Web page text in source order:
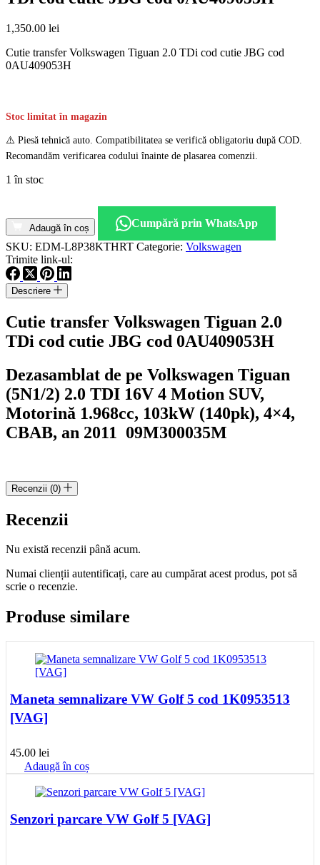
1,350.00 lei
Cutie transfer Volkswagen Tiguan 2.0 TDi cod cutie JBG cod
0AU409053H
Stoc limitat în magazin
⚠️ Piesă tehnică auto. Compatibilitatea se verifică obligatoriu după COD.
Recomandăm verificarea codului înainte de plasarea comenzii.
1 în stoc
Cutie
transfer
Volkswagen
Tiguan
2.0
TDi
cod
JBG
cod
0AU409053H
Adaugă în coș
Cumpără prin WhatsApp
SKU: EDM-L8P38KTHRT Categorie: Volkswagen
Trimite link-ul:
Descriere
Cutie transfer Volkswagen Tiguan 2.0
TDi cod cutie JBG cod 0AU409053H
Dezasamblat de pe Volkswagen Tiguan
(5N1/2) 2.0 TDI 16V 4 Motion SUV,
Motorină 1.968cc, 103kW (140pk), 4×4,
CBAB, an 2011 09M300035M
Recenzii (0)
Recenzii
Nu există recenzii până acum.
Numai clienții autentificați, care au cumpărat acest produs, pot să
scrie o recenzie.
Produse similare
Maneta semnalizare VW Golf 5 cod 1K0953513
[VAG]
45.00 lei
Adaugă în coș
Senzori parcare VW Golf 5 [VAG]